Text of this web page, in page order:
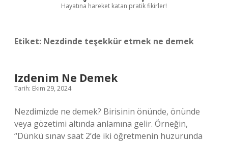
Yasal Uyarı
Hayatına hareket katan pratik fikirler!
Etiket: Nezdinde teşekkür etmek ne demek
Izdenim Ne Demek
Tarih: Ekim 29, 2024
Nezdimizde ne demek? Birisinin önünde, önünde
veya gözetimi altında anlamına gelir. Örneğin,
“Dünkü sınav saat 2’de iki öğretmenin huzurunda